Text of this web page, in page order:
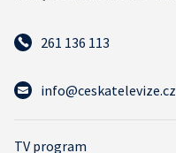
261 136 113
info@ceskatelevize.cz
TV program